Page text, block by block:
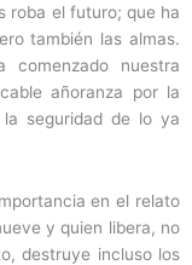
roba el futuro; que ha
también las almas.
nuestra
añoranza por la
seguridad de lo ya
en el relato
y quien libera, no
destruye incluso los